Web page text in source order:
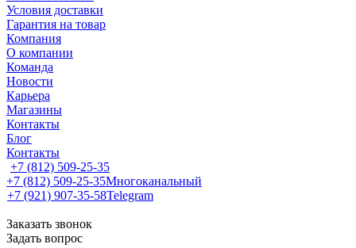
Условия доставки
Гарантия на товар
Компания
О компании
Команда
Новости
Карьера
Магазины
Контакты
Блог
Контакты
+7 (812) 509-25-35
+7 (812) 509-25-35Многоканальный
+7 (921) 907-35-58Telegram
Заказать звонок
Задать вопрос